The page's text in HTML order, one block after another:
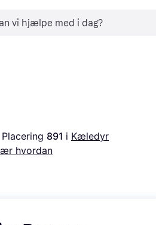
Placering 891 i Kæledyr
hvordan